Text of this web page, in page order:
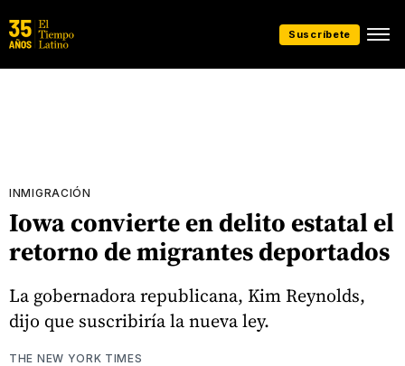
Suscríbete
INMIGRACIÓN
Iowa convierte en delito estatal el
retorno de migrantes deportados
La gobernadora republicana, Kim Reynolds,
dijo que suscribiría la nueva ley.
THE NEW YORK TIMES